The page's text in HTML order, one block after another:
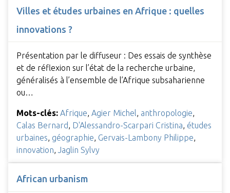
Villes et études urbaines en Afrique : quelles
innovations ?
Présentation par le diffuseur : Des essais de synthèse
et de réflexion sur l’état de la recherche urbaine,
généralisés à l’ensemble de l’Afrique subsaharienne
ou…
Mots-clés: Afrique, Agier Michel, anthropologie,
Calas Bernard, D'Alessandro-Scarpari Cristina, études
urbaines, géographie, Gervais-Lambony Philippe,
innovation, Jaglin Sylvy
African urbanism